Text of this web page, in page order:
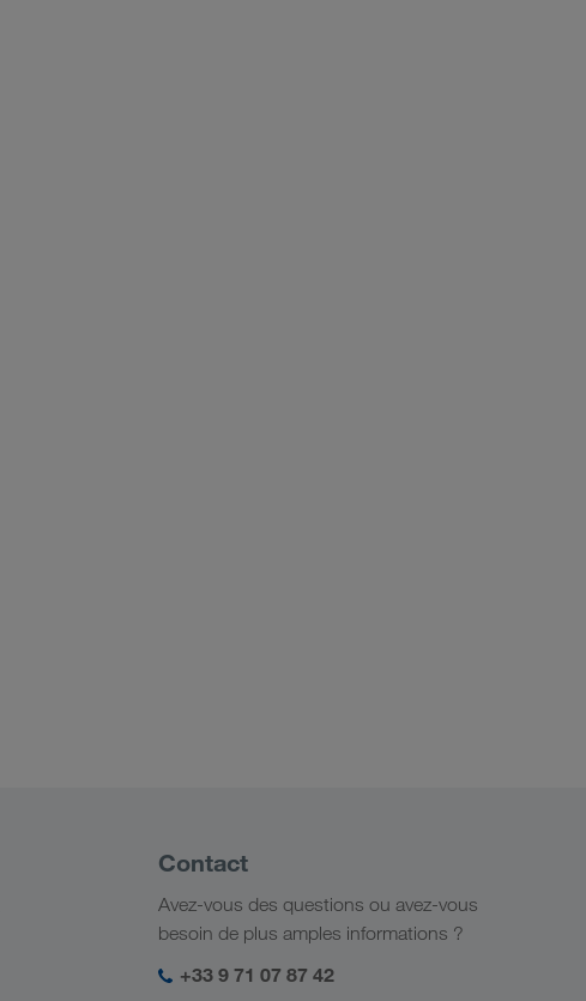
Contact
Avez-vous des questions ou avez-vous
besoin de plus amples informations ?
+33 9 71 07 87 42